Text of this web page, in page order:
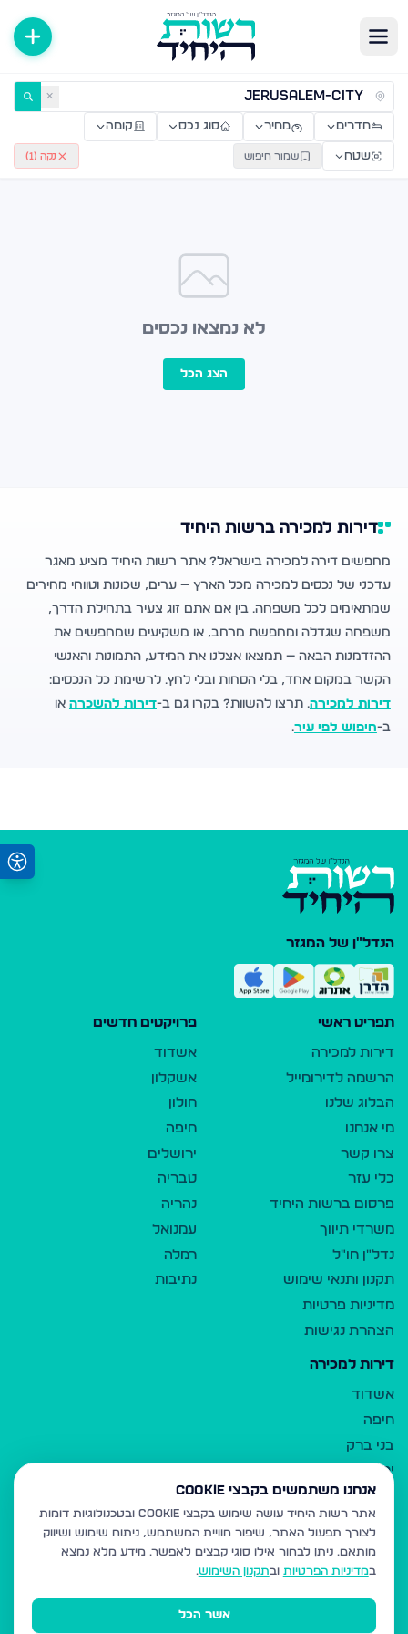
דירות למכירה ולהשכרה — רשות היחיד ✕
חדרים מחיר סוג נכס קומה
שטח שמור חיפוש נקה ( 1
)
לא נמצאו נכסים
הצג הכל
דירות למכירה ברשות היחיד
מחפשים דירה למכירה בישראל? אתר רשות היחיד מציע מאגר
עדכני של נכסים למכירה מכל הארץ — ערים, שכונות וטווחי מחירים
שמתאימים לכל משפחה. בין אם אתם זוג צעיר בתחילת הדרך,
משפחה שגדלה ומחפשת מרחב, או משקיעים שמחפשים את
ההזדמנות הבאה — תמצאו אצלנו את המידע, התמונות והאנשי
הקשר במקום אחד, בלי הסחות ובלי לחץ. לרשימת כל הנכסים:
דירות למכירה. תרצו להשוות? בקרו גם ב-דירות להשכרה או
ב-חיפוש לפי עיר.
הנדל"ן של המגזר
תפריט ראשי
דירות למכירה
הרשמה לדירומייל
הבלוג שלנו
מי אנחנו
צרו קשר
כלי עזר
פרסום ברשות היחיד
משרדי תיווך
נדל"ן חו"ל
תקנון ותנאי שימוש
מדיניות פרטיות
הצהרת נגישות
פרויקטים חדשים
אשדוד
אשקלון
חולון
חיפה
ירושלים
טבריה
נהריה
עמנואל
רמלה
נתיבות
דירות למכירה
אשדוד
חיפה
בני ברק
ירושלים
אלעד
גבעת זאב
בית שמש
רכסים
מודיעין עילית
אנחנו משתמשים בקבצי Cookie
אתר רשות היחיד עושה שימוש בקבצי Cookie ובטכנולוגיות דומות
לצורך תפעול האתר, שיפור חוויית המשתמש, ניתוח שימוש ושיווק
מותאם. ניתן לבחור אילו סוגי קבצים לאפשר. מידע מלא נמצא
במדיניות הפרטיות ובתקנון השימוש.
אשר הכל